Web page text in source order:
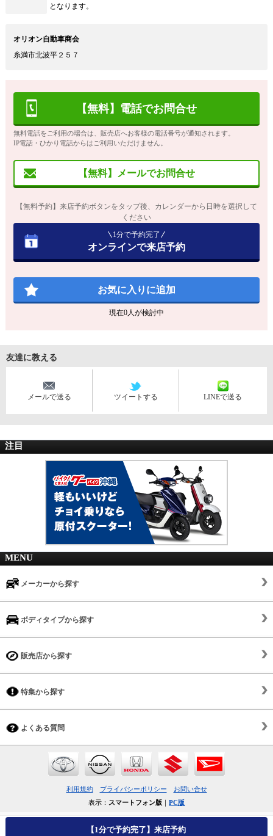
となります。
オリオン自動車商会
糸満市北波平２５７
【無料】電話でお問合せ
無料電話をご利用の場合は、販売店へお客様の電話番号が通知されます。
IP電話・ひかり電話からはご利用いただけません。
【無料】メールでお問合せ
【無料予約】来店予約ボタンをタップ後、カレンダーから日時を選択して
ください
1分で予約完了
オンラインで来店予約
お気に入りに追加
現在0人が検討中
友達に教える
メールで送る ツイートする LINEで送る
【1分で予約完了】来店予約
注目
MENU
メーカーから探す
ボディタイプから探す
販売店から探す
特集から探す
よくある質問
利用規約 プライバシーポリシー
お問い合せ
表示： スマートフォン版 ｜ PC版